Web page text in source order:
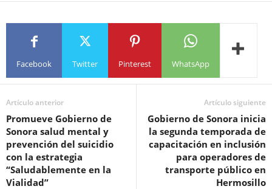
Facebook Twitter Pinterest WhatsApp
Artículo anterior
Promueve Gobierno de
Sonora salud mental y
prevención del suicidio
con la estrategia
“Saludablemente en la
Vialidad”
Artículo siguiente
Gobierno de Sonora inicia
la segunda temporada de
capacitación en inclusión
para operadores de
transporte público en
Hermosillo